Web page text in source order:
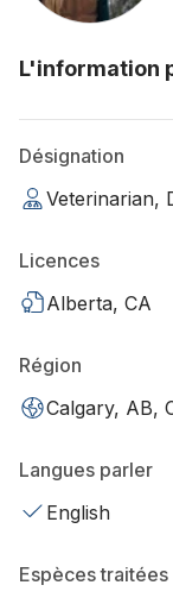
L'information
Désignation
Veterinarian,
Licences
Alberta, CA
Région
Calgary, AB,
Langues parler
English
Espèces traitées